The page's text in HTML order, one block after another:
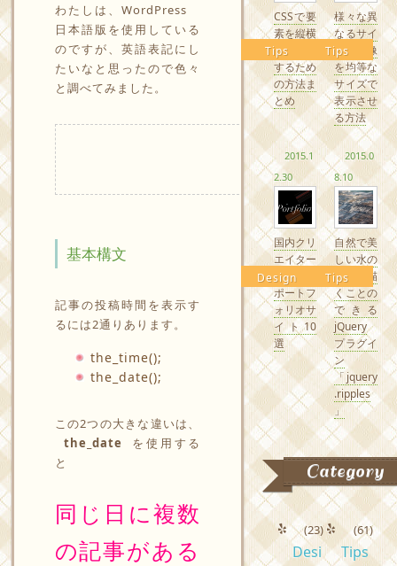
わたしは、WordPress
日本語版を使用している
のですが、英語表記にし
たいなと思ったので色々
と調べてみました。
基本構文
記事の投稿時間を表示す
るには2通りあります。
the_time();
the_date();
この2つの大きな違いは、
the_date
を使用する
と
同じ日に複数
の記事がある
Tips
CSSで要
素を縦横
中央配置
するため
の方法ま
とめ
Tips
様々な異
なるサイ
ズの画像
を均等な
サイズで
表示させ
る方法
2015.1
2.30
Design
国内クリ
エイター
の素敵な
ポートフ
ォリオサ
イト10
選
2015.0
8.10
Tips
自然で美
しい水の
波紋を描
くことの
できる
jQuery
プラグイ
ン
「jquery
.ripples
」
Category
Desi
(23)
Tips
(61)